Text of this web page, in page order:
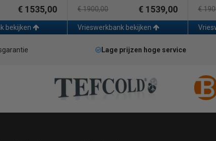
€ 1535,00
bekijken
€ 1900,00 € 1539,00
Vrieswerkbank bekijken
€
Lage prijzen hoge service